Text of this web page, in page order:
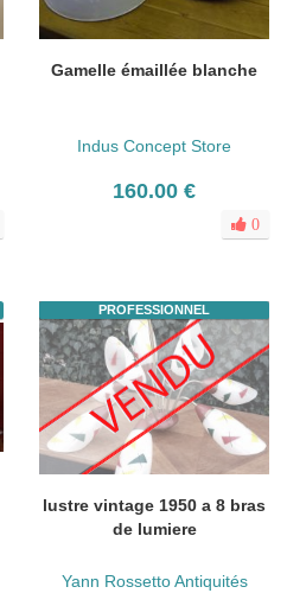
Gamelle émaillée blanche
Indus Concept Store
160.00 €
0
PROFESSIONNEL
lustre vintage 1950 a 8 bras
de lumiere
Yann Rossetto Antiquités